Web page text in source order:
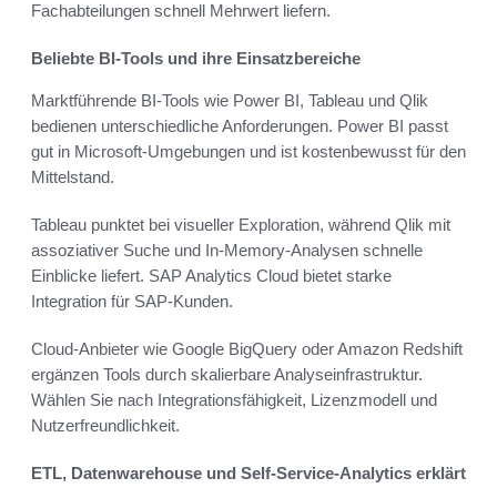
Fachabteilungen schnell Mehrwert liefern.
Beliebte BI-Tools und ihre Einsatzbereiche
Marktführende BI-Tools wie Power BI, Tableau und Qlik
bedienen unterschiedliche Anforderungen. Power BI passt
gut in Microsoft-Umgebungen und ist kostenbewusst für den
Mittelstand.
Tableau punktet bei visueller Exploration, während Qlik mit
assoziativer Suche und In-Memory-Analysen schnelle
Einblicke liefert. SAP Analytics Cloud bietet starke
Integration für SAP-Kunden.
Cloud-Anbieter wie Google BigQuery oder Amazon Redshift
ergänzen Tools durch skalierbare Analyseinfrastruktur.
Wählen Sie nach Integrationsfähigkeit, Lizenzmodell und
Nutzerfreundlichkeit.
ETL, Datenwarehouse und Self-Service-Analytics erklärt